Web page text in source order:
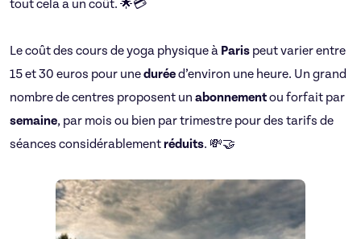
tout cela a un coût. 🌟💳
Le coût des cours de yoga physique à Paris peut varier entre
15 et 30 euros pour uneduréed’environ une heure. Un grand
nombre de centres proposent un abonnementou forfait par
semaine, par mois ou bien par trimestre pour des tarifs de
séances considérablementréduits. 💸🤝